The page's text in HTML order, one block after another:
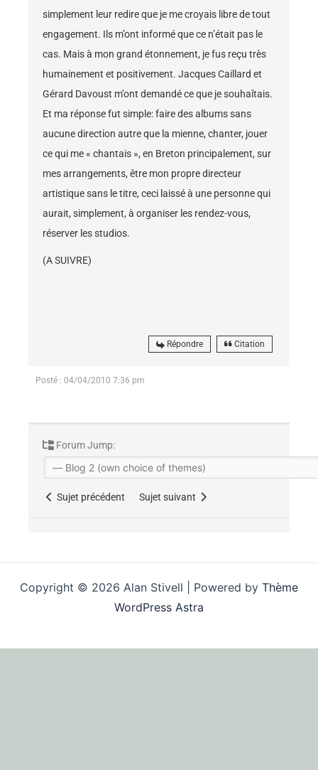
simplement leur redire que je me croyais libre de tout
engagement. Ils m’ont informé que ce n’était pas le
cas. Mais à mon grand étonnement, je fus reçu très
humainement et positivement. Jacques Caillard et
Gérard Davoust m’ont demandé ce que je souhaîtais.
Et ma réponse fut simple: faire des albums sans
aucune direction autre que la mienne, chanter, jouer
ce qui me « chantais », en Breton principalement, sur
mes arrangements, être mon propre directeur
artistique sans le titre, ceci laissé à une personne qui
aurait, simplement, à organiser les rendez-vous,
réserver les studios.
(A SUIVRE)
Répondre Citation
Posté : 04/04/2010 7:36 pm
Forum Jump:
Sujet précédent Sujet suivant
Copyright © 2026 Alan Stivell | Powered by Thème
WordPress Astra